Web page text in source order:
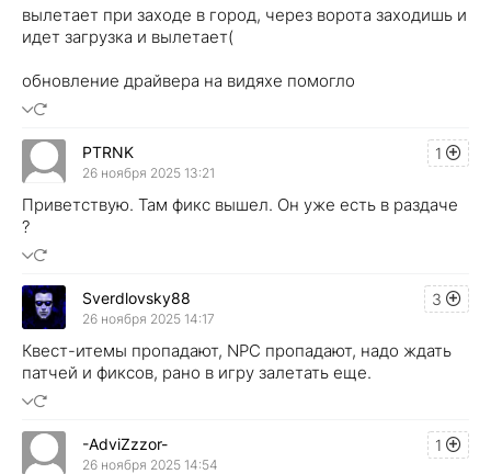
вылетает при заходе в город, через ворота заходишь и
идет загрузка и вылетает(
обновление драйвера на видяхе помогло
1
PTRNK
26 ноября 2025 13:21
Приветствую. Там фикс вышел. Он уже есть в раздаче
?
3
Sverdlovsky88
26 ноября 2025 14:17
Квест-итемы пропадают, NPC пропадают, надо ждать
патчей и фиксов, рано в игру залетать еще.
1
-AdviZzzor-
26 ноября 2025 14:54